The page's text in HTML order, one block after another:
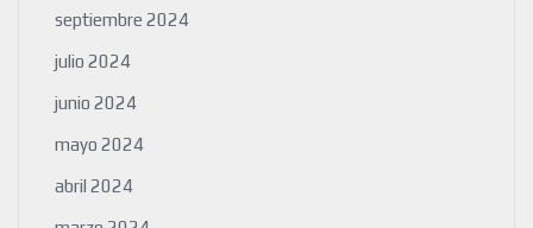
septiembre 2024
julio 2024
junio 2024
mayo 2024
abril 2024